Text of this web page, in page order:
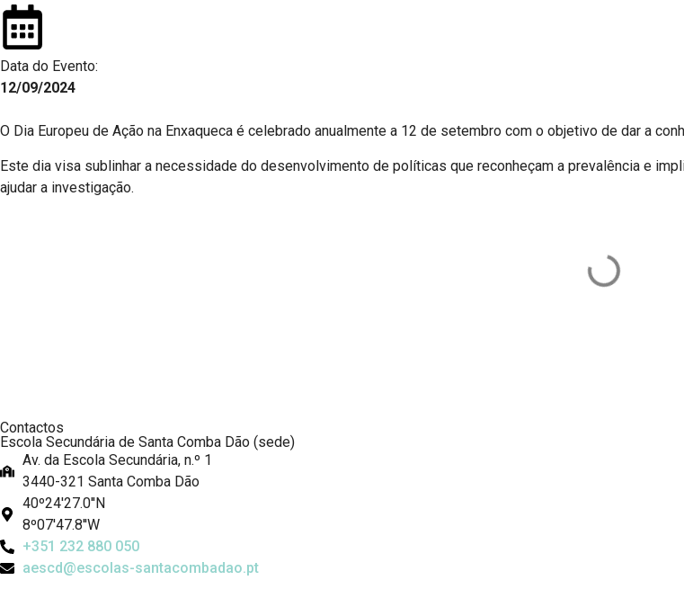
Data do Evento:
12/09/2024
O Dia Europeu de Ação na Enxaqueca é celebrado anualmente a 12 de setembro com o objetivo de dar a
Este dia visa sublinhar a necessidade do desenvolvimento de políticas que reconheçam a prevalência e
ajudar a investigação.
Contactos
Escola Secundária de Santa Comba Dão (sede)
Av. da Escola Secundária, n.º 1
3440-321 Santa Comba Dão
40º24'27.0''N
8º07'47.8''W
+351 232 880 050
aescd@escolas-santacombadao.pt